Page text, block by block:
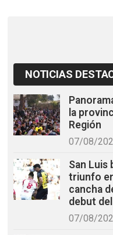
NOTICIAS
la
Región
07/08/
San Luis
triunfo
cancha
debut del
07/08/